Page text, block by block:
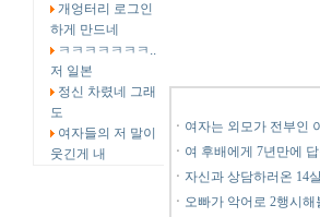
개엉터리 로그인
하게 만드네
ㅋㅋㅋㅋㅋㅋㅋ..
저 일본
정신 차렸네 그래
도
여자들의 저 말이
웃긴게 내
ㆍ 여자는 외모가 전부인
ㆍ 여 후배에게 7년만에
ㆍ 자신과 상담하러온 14
ㆍ 오빠가 악어로 2행시해